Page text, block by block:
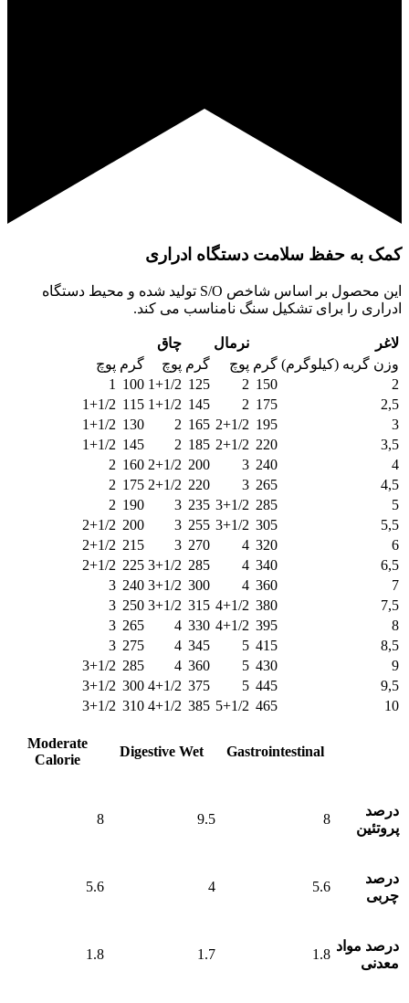
کمک به حفظ سلامت دستگاه ادراری
این محصول بر اساس شاخص S/O تولید شده و محیط دستگاه
ادراری را برای تشکیل سنگ نامناسب می کند.
لاغر نرمال
چاق
وزن گربه (کیلوگرم) گرم پوچ گرم پوچ گرم پوچ
2
150
2
125
1+1/2
100
1
2,5
175
2
145
1+1/2
115
1+1/2
3
195
2+1/2
165
2
130
1+1/2
3,5
220
2+1/2
185
2
145
1+1/2
4
240
3
200
2+1/2
160
2
4,5
265
3
220
2+1/2
175
2
5
285
3+1/2
235
3
190
2
5,5
305
3+1/2
255
3
200
2+1/2
6
320
4
270
3
215
2+1/2
6,5
340
4
285
3+1/2
225
2+1/2
7
360
4
300
3+1/2
240
3
7,5
380
4+1/2
315
3+1/2
250
3
8
395
4+1/2
330
4
265
3
8,5
415
5
345
4
275
3
9
430
5
360
4
285
3+1/2
9,5
445
5
375
4+1/2
300
3+1/2
10
465
5+1/2
385
4+1/2
310
3+1/2
Gastrointestinal
Digestive Wet
Moderate
Calorie
درصد
پروتئین
8
9.5
8
درصد
چربی
5.6
4
5.6
درصد مواد
معدنی
1.8
1.7
1.8